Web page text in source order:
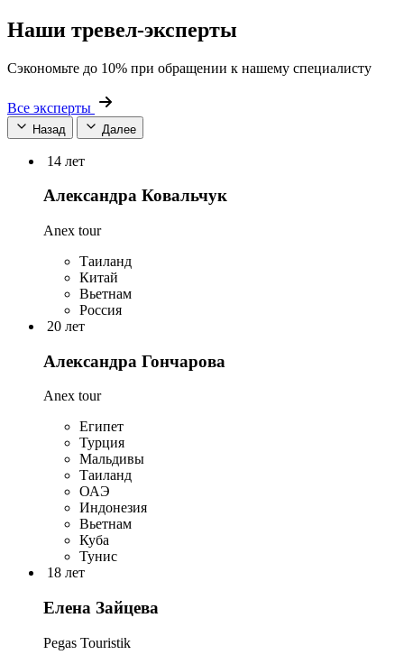
Наши тревел-эксперты
Сэкономьте до 10% при обращении к нашему специалисту
Все эксперты
Назад Далее
14 лет
Александра Ковальчук
Anex tour
Таиланд
Китай
Вьетнам
Россия
20 лет
Александра Гончарова
Anex tour
Египет
Турция
Мальдивы
Таиланд
ОАЭ
Индонезия
Вьетнам
Куба
Тунис
18 лет
Елена Зайцева
Pegas Touristik